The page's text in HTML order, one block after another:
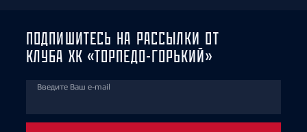
ПОДПИШИТЕСЬ НА РАССЫЛКИ ОТ
КЛУБА ХК «ТОРПЕДО-ГОРЬКИЙ»
Введите Ваш e-mail